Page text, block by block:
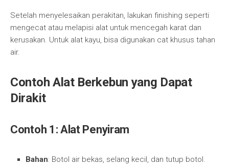
Setelah menyelesaikan perakitan, lakukan finishing seperti
mengecat atau melapisi alat untuk mencegah karat dan
kerusakan. Untuk alat kayu, bisa digunakan cat khusus tahan
air.
Contoh Alat Berkebun yang Dapat
Dirakit
Contoh 1: Alat Penyiram
Bahan: Botol air bekas, selang kecil, dan tutup botol.